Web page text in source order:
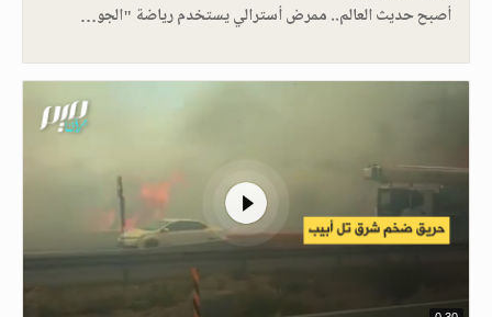
أصبح حديث العالم.. ممرض أسترالي يستخدم رياضة "الجو…